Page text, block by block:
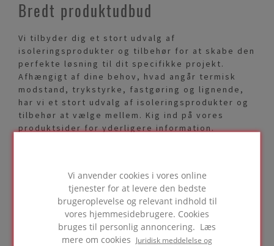
Vi anvender cookies i vores online
tjenester for at levere den bedste
brugeroplevelse og relevant indhold til
vores hjemmesidebrugere. Cookies
bruges til personlig annoncering. Læs
mere om cookies
Juridisk meddelelse og
Bredt produktudbud
Vi tilbyder dig et stort udvalg af
isoleringsprodukter og tilbehør for at skabe den
perfekte løsning til dit specifikke projekt.
Afhængigt af dine behov, hvad angår termisk
modstand, trykstyrke, fastgøring og lignende,
har vi et stort udvalg af isoleringsprodukter og
tilbehør at vælge mellem. Kig ind på vores
produktsider for yderligere information.
FIND UD AF MERE